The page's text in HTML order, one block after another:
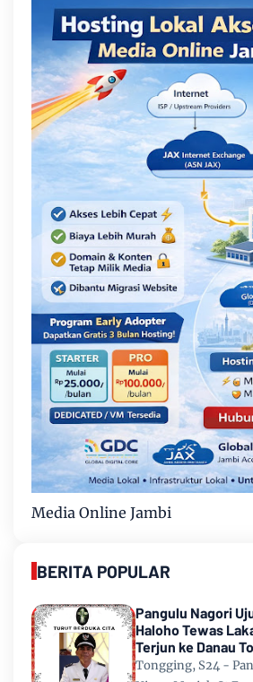
Media Online Jambi
BERITA POPULAR
Pangulu Nagori
Haloho Tewas
Terjun ke Danau
Tongging, S24 -